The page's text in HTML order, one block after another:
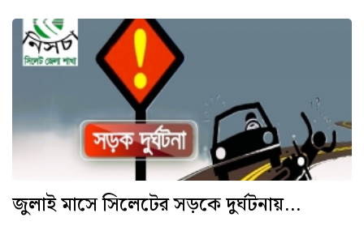
জুলাই মাসে সিলেটের সড়কে দুর্ঘটনায়...